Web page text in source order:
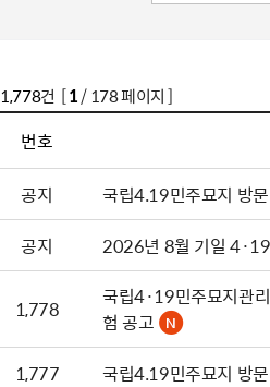
1,778건 [1/ 178 페이지 ]
번호
공지
국립4.19민주묘지 방
공지
2026년 8월 기일
1,778
국립4·19민주묘지관
험 공고
1,777
국립4.19민주묘지 방